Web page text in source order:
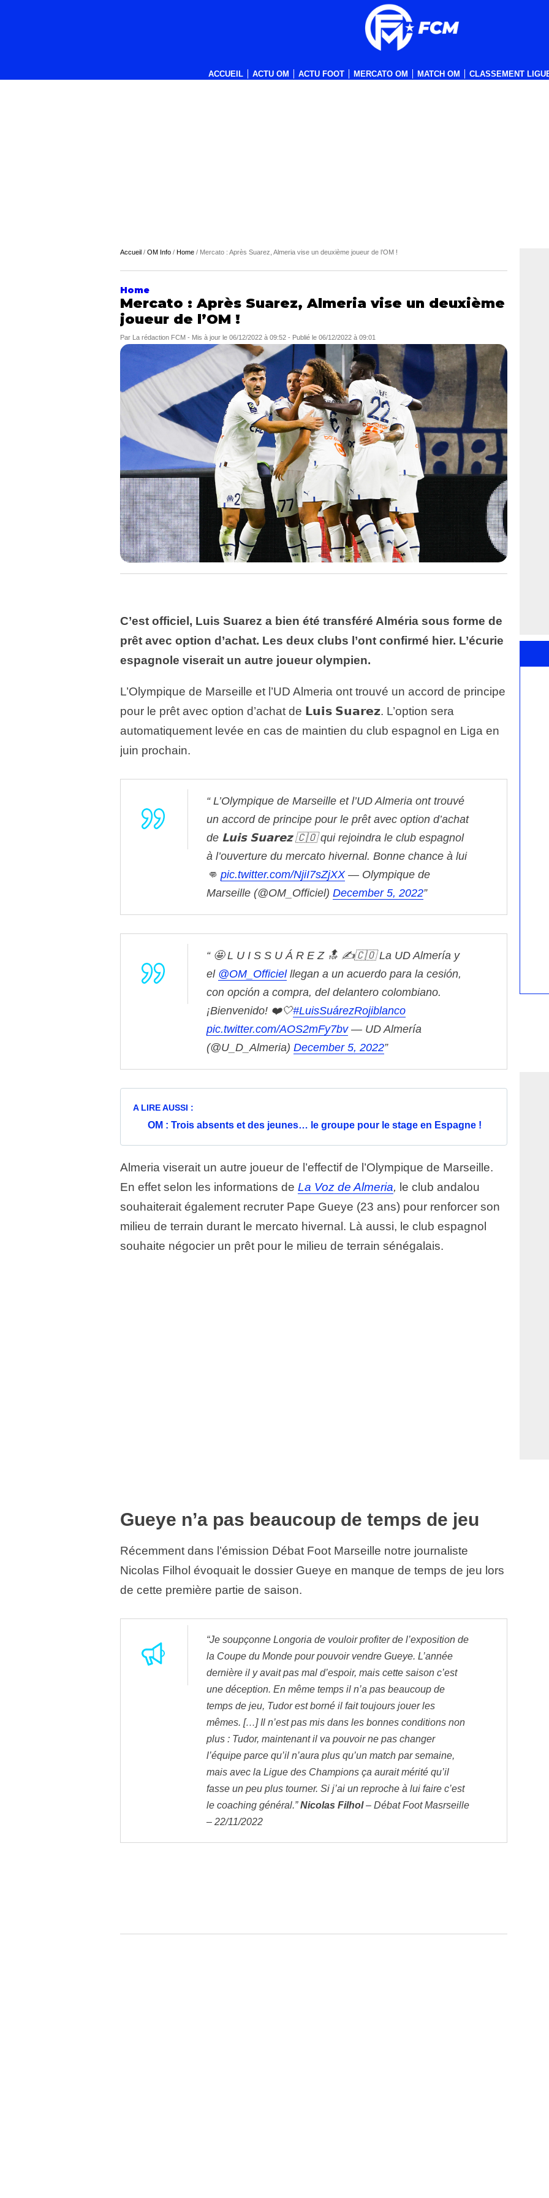
ACCUEIL ACTU OM ACTU FOOT MERCATO OM MATCH OM CLASSEMENT
Accueil / OM Info / Home / Mercato : Après Suarez, Almeria vise un deuxième joueur de l’OM !
Home
Mercato : Après Suarez, Almeria vise un deuxième
joueur de l’OM !
Par La rédaction FCM - Mis à jour le 06/12/2022 à 09:52 - Publié le 06/12/2022 à 09:01
C’est officiel, Luis Suarez a bien été transféré Alméria sous forme de
prêt avec option d’achat. Les deux clubs l’ont confirmé hier. L’écurie
espagnole viserait un autre joueur olympien.
L’Olympique de Marseille et l’UD Almeria ont trouvé un accord de principe
pour le prêt avec option d’achat de 𝗟𝘂𝗶𝘀 𝗦𝘂𝗮𝗿𝗲𝘇. L’option sera
automatiquement levée en cas de maintien du club espagnol en Liga en
juin prochain.
L’Olympique de Marseille et l’UD Almeria ont trouvé
un accord de principe pour le prêt avec option d’achat
de 𝗟𝘂𝗶𝘀 𝗦𝘂𝗮𝗿𝗲𝘇 🇨🇴 qui rejoindra le club espagnol
à l’ouverture du mercato hivernal. Bonne chance à lui
👊 pic.twitter.com/NjiI7sZjXX — Olympique de
Marseille (@OM_Officiel) December 5, 2022
🤩 L U I S S U Á R E Z 🔝 ✍️🇨🇴 La UD Almería y
el @OM_Officielllegan a un acuerdo para la cesión,
con opción a compra, del delantero colombiano.
¡Bienvenido! ❤️🤍#LuisSuárezRojiblanco
pic.twitter.com/AOS2mFy7bv — UD Almería
(@U_D_Almeria) December 5, 2022
A LIRE AUSSI :
OM : Trois absents et des jeunes… le groupe pour le stage en Espagne !
Almeria viserait un autre joueur de l’effectif de l’Olympique de Marseille.
En effet selon les informations de La Voz de Almeria, le club andalou
souhaiterait également recruter Pape Gueye (23 ans) pour renforcer son
milieu de terrain durant le mercato hivernal. Là aussi, le club espagnol
souhaite négocier un prêt pour le milieu de terrain sénégalais.
Gueye n’a pas beaucoup de temps de jeu
Récemment dans l’émission Débat Foot Marseille notre journaliste
Nicolas Filhol évoquait le dossier Gueye en manque de temps de jeu lors
de cette première partie de saison.
“Je soupçonne Longoria de vouloir profiter de l’exposition de
la Coupe du Monde pour pouvoir vendre Gueye. L’année
dernière il y avait pas mal d’espoir, mais cette saison c’est
une déception. En même temps il n’a pas beaucoup de
temps de jeu, Tudor est borné il fait toujours jouer les
mêmes. […] Il n’est pas mis dans les bonnes conditions non
plus : Tudor, maintenant il va pouvoir ne pas changer
l’équipe parce qu’il n’aura plus qu’un match par semaine,
mais avec la Ligue des Champions ça aurait mérité qu’il
fasse un peu plus tourner. Si j’ai un reproche à lui faire c’est
le coaching général.”Nicolas Filhol– Débat Foot Masrseille
– 22/11/2022